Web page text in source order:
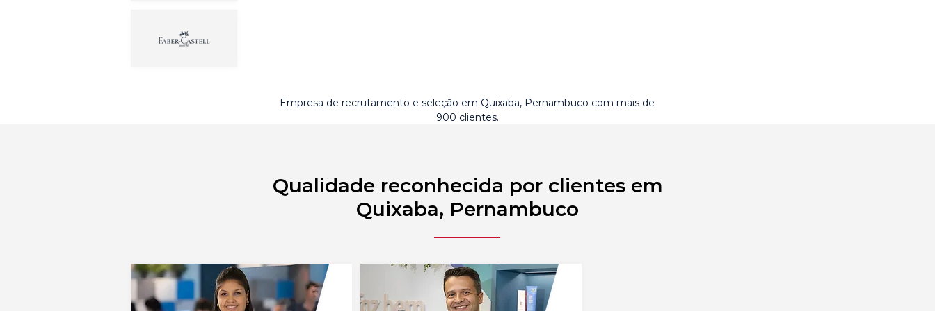
Empresa de recrutamento e seleção em Quixaba, Pernambuco com mais de
900 clientes.
Qualidade reconhecida por clientes em
Quixaba, Pernambuco